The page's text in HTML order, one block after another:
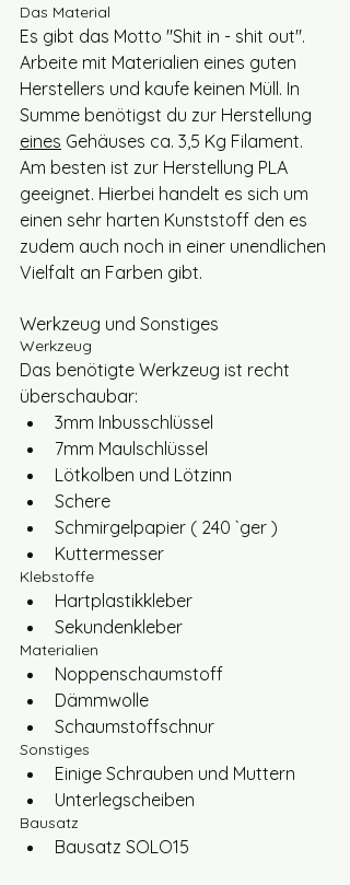
Das Material
Es gibt das Motto "Shit in - shit out".
Arbeite mit Materialien eines guten
Herstellers und kaufe keinen Müll. In
Summe benötigst du zur Herstellung
eines Gehäuses ca. 3,5 Kg Filament.
Am besten ist zur Herstellung PLA
geeignet. Hierbei handelt es sich um
einen sehr harten Kunststoff den es
zudem auch noch in einer unendlichen
Vielfalt an Farben gibt.
Werkzeug und Sonstiges
Werkzeug
Das benötigte Werkzeug ist recht
überschaubar:
3mm Inbusschlüssel
7mm Maulschlüssel
Lötkolben und Lötzinn
Schere
Schmirgelpapier ( 240 `ger )
Kuttermesser
Klebstoffe
Hartplastikkleber
Sekundenkleber
Materialien
Noppenschaumstoff
Dämmwolle
Schaumstoffschnur
Sonstiges
Einige Schrauben und Muttern
Unterlegscheiben
Bausatz
Bausatz SOLO15